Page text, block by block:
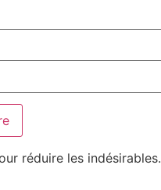
réduire les indésirables.